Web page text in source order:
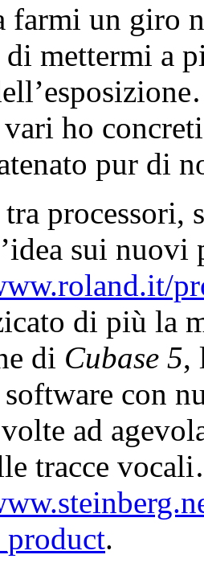
farmi un giro
mettermi a
ho
pur di
tra processori,
sui nuovi
di più la
di Cubase 5,
con
ad
tracce
.